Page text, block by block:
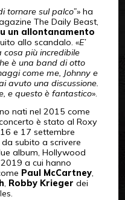
tornare sul palco”» ha
The Daily Beast,
un allontanamento
allo scandalo. «E’
cosa più incredibile
è una band di otto
come me, Johnny e
avuto una discussione.
e questo è fantastico».
nati nel 2015 come
è stato al Roxy
e 17 settembre
subito a scrivere
album, Hollywood
a cui hanno
Paul McCartney,
, Robby Krieger dei